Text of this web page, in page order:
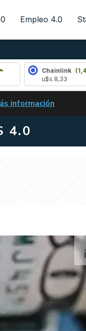
Empleo 4.0
Chainlink
(1,41%)
ACT EN
información
4.0